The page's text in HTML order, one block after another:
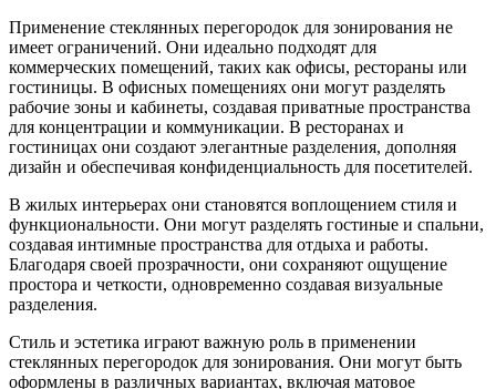
Применение стеклянных перегородок для зонирования не
имеет ограничений. Они идеально подходят для
коммерческих помещений, таких как офисы, рестораны или
гостиницы. В офисных помещениях они могут разделять
рабочие зоны и кабинеты, создавая приватные пространства
для концентрации и коммуникации. В ресторанах и
гостиницах они создают элегантные разделения, дополняя
дизайн и обеспечивая конфиденциальность для посетителей.
В жилых интерьерах они становятся воплощением стиля и
функциональности. Они могут разделять гостиные и спальни,
создавая интимные пространства для отдыха и работы.
Благодаря своей прозрачности, они сохраняют ощущение
простора и четкости, одновременно создавая визуальные
разделения.
Стиль и эстетика играют важную роль в применении
стеклянных перегородок для зонирования. Они могут быть
оформлены в различных вариантах, включая матовое